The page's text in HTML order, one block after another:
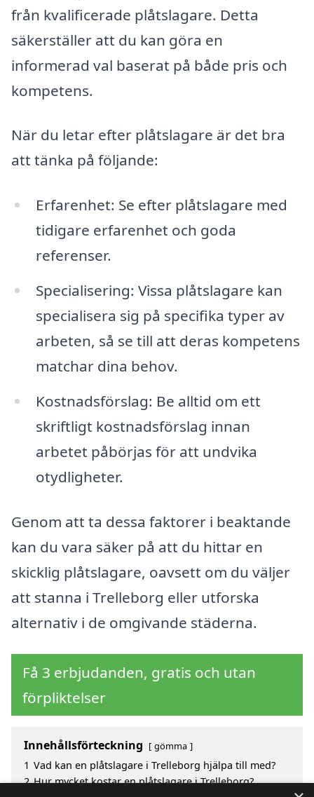
från kvalificerade plåtslagare. Detta
säkerställer att du kan göra en
informerad val baserat på både pris och
kompetens.
När du letar efter plåtslagare är det bra
att tänka på följande:
Erfarenhet: Se efter plåtslagare med
tidigare erfarenhet och goda
referenser.
Specialisering: Vissa plåtslagare kan
specialisera sig på specifika typer av
arbeten, så se till att deras kompetens
matchar dina behov.
Kostnadsförslag: Be alltid om ett
skriftligt kostnadsförslag innan
arbetet påbörjas för att undvika
otydligheter.
Genom att ta dessa faktorer i beaktande
kan du vara säker på att du hittar en
skicklig plåtslagare, oavsett om du väljer
att stanna i Trelleborg eller utforska
alternativ i de omgivande städerna.
Få 3 erbjudanden, gratis och utan
förpliktelser
Innehållsförteckning gömma
1 Vad kan en plåtslagare i Trelleborg hjälpa till med?
2 Hur mycket kostar en plåtslagare i Trelleborg?